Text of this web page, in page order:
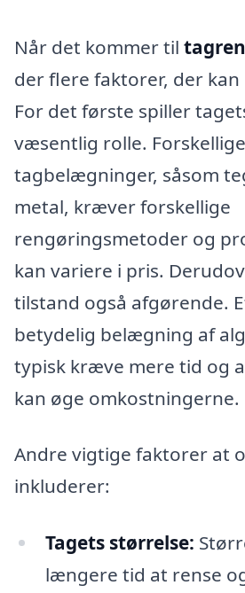
Når det kommer til
der flere faktorer, der
For det første spiller
væsentlig rolle.
tagbelægninger, såsom
metal, kræver forskellige
rengøringsmetoder og
kan variere i pris.
tilstand også afgørende.
betydelig belægning af
typisk kræve mere tid og
kan øge omkostningerne.
Andre vigtige faktorer at
inkluderer:
Tagets størrelse:
længere tid at rense